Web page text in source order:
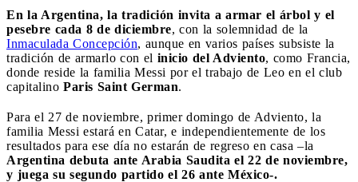
En la Argentina, la tradición invita a armar el árbol y el
pesebre cada 8 de diciembre, con la solemnidad de la
Inmaculada Concepción, aunque en varios países subsiste la
tradición de armarlo con el inicio del Adviento, como Francia,
donde reside la familia Messi por el trabajo de Leo en el club
capitalino Paris Saint German.
Para el 27 de noviembre, primer domingo de Adviento, la
familia Messi estará en Catar, e independientemente de los
resultados para ese día no estarán de regreso en casa –la
Argentina debuta ante Arabia Saudita el 22 de noviembre,
y juega su segundo partido el 26 ante México-.